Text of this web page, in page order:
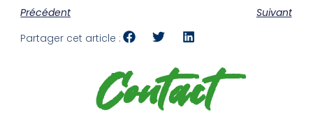
Précédent
Suivant
Partager cet article :
Contact